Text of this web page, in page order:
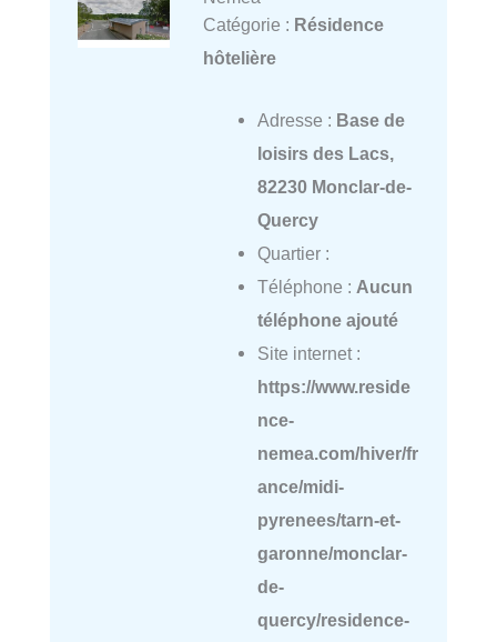
Catégorie : Résidence
hôtelière
Adresse : Base de
loisirs des Lacs,
82230 Monclar-de-
Quercy
Quartier :
Téléphone : Aucun
téléphone ajouté
Site internet :
https://www.reside
nce-
nemea.com/hiver/fr
ance/midi-
pyrenees/tarn-et-
garonne/monclar-
de-
quercy/residence-